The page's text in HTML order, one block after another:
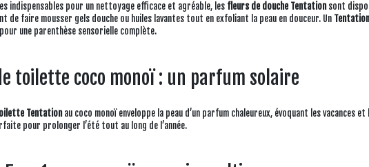
indispensables pour un nettoyage efficace et agréable, les fleurs de douche Tentationsont
de faire mousser gels douche ou huiles lavantes tout en exfoliant la peau en douceur. Un
une parenthèse sensorielle complète.
toilette coco monoï : un parfum solaire
Tentationau coco monoï enveloppe la peau d’un parfum chaleureux, évoquant les vacances
pour prolonger l’été tout au long de l’année.